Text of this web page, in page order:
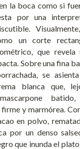
la boca como si
por una
un corte
que revela
Sobre una fina
se
blanca que,
y marmórea.
en polvo,
por un denso
que inunda el